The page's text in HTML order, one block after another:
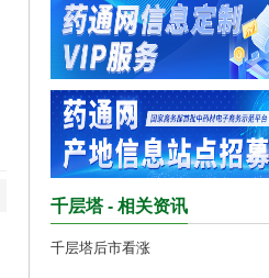
千层塔 - 相关资讯
千层塔后市看涨